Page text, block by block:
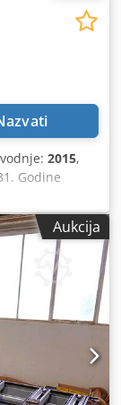
2015,
Godine
dobrom
Aukcija